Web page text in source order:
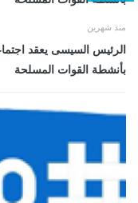
منذ شهرين
الرئيس السيسى يعقد
بأنشطة القوات المسلحة